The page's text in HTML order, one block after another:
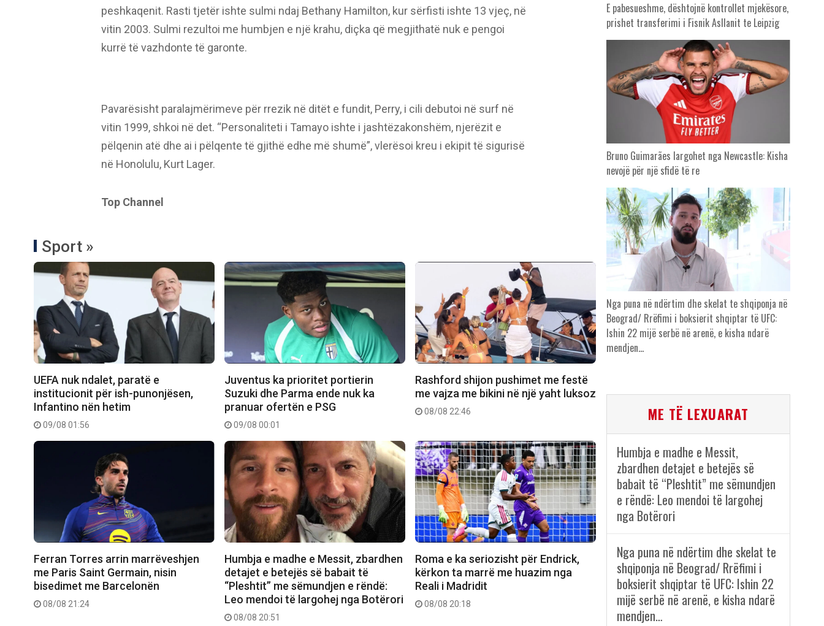
peshkaqenit. Rasti tjetër ishte sulmi ndaj Bethany Hamilton, kur sërfisti ishte 13 vjeç, në
vitin 2003. Sulmi rezultoi me humbjen e një krahu, diçka që megjithatë nuk e pengoi
kurrë të vazhdonte të garonte.
Pavarësisht paralajmërimeve për rrezik në ditët e fundit, Perry, i cili debutoi në surf në
vitin 1999, shkoi në det. “Personaliteti i Tamayo ishte i jashtëzakonshëm, njerëzit e
pëlqenin atë dhe ai i pëlqente të gjithë edhe më shumë”, vlerësoi kreu i ekipit të sigurisë
në Honolulu, Kurt Lager.
Top Channel
Sport »
UEFA nuk ndalet, paratë e
institucionit për ish-punonjësen,
Infantino nën hetim
09/08 01:56
Juventus ka prioritet portierin
Suzuki dhe Parma ende nuk ka
pranuar ofertën e PSG
09/08 00:01
Rashford shijon pushimet me festë
me vajza me bikini në një yaht luksoz
08/08 22:46
Ferran Torres arrin marrëveshjen
me Paris Saint Germain, nisin
bisedimet me Barcelonën
08/08 21:24
Humbja e madhe e Messit, zbardhen
detajet e betejës së babait të
“Pleshtit” me sëmundjen e rëndë:
Leo mendoi të largohej nga Botërori
08/08 20:51
Roma e ka seriozisht për Endrick,
kërkon ta marrë me huazim nga
Reali i Madridit
08/08 20:18
E pabesueshme, dështojnë kontrollet mjekësore,
prishet transferimi i Fisnik Asllanit te Leipzig
Bruno Guimarães largohet nga Newcastle: Kisha
nevojë për një sfidë të re
Nga puna në ndërtim dhe skelat te shqiponja në
Beograd/ Rrëfimi i boksierit shqiptar të UFC:
Ishin 22 mijë serbë në arenë, e kisha ndarë
mendjen…
ME TË LEXUARAT
Humbja e madhe e Messit,
zbardhen detajet e betejës së
babait të “Pleshtit” me sëmundjen
e rëndë: Leo mendoi të largohej
nga Botërori
Nga puna në ndërtim dhe skelat te
shqiponja në Beograd/ Rrëfimi i
boksierit shqiptar të UFC: Ishin 22
mijë serbë në arenë, e kisha ndarë
mendjen…